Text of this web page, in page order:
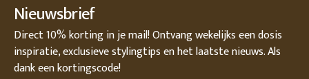
Nieuwsbrief
Direct 10% korting in je mail! Ontvang wekelijks een dosis
inspiratie, exclusieve stylingtips en het laatste nieuws. Als
dank een kortingscode!